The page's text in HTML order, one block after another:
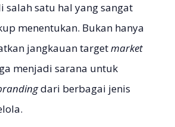
salah satu hal yang sangat
menentukan. Bukan hanya
jangkauan targetmarket
menjadi sarana untuk
dari berbagai jenis